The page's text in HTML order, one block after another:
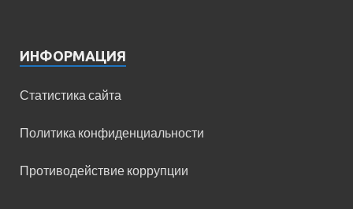
ИНФОРМАЦИЯ
Статистика сайта
Политика конфиденциальности
Противодействие коррупции